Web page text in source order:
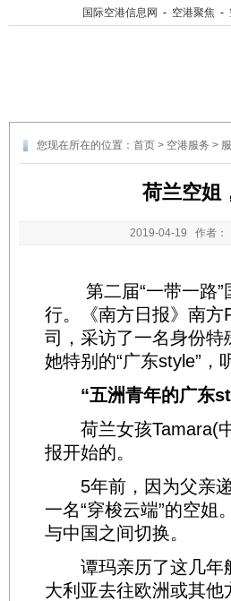
国际空港信息网 - 空港聚焦 -
您现在所在的位置： 首页 > 空港服务 >
荷兰空姐
2019-04-19 作者：
第二届“一带一路”
行。《南方日报》南
司，采访了一名身份
她特别的“广东style”，
“五洲青年的广东
荷兰女孩Tamara(中
报开始的。
5年前，因为父亲递
一名“穿梭云端”的空
与中国之间切换。
谭玛亲历了这几年
大利亚去往欧洲或其他